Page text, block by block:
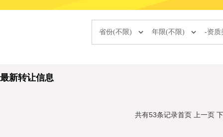
最新转让信息
共有53条记录首页 上一页